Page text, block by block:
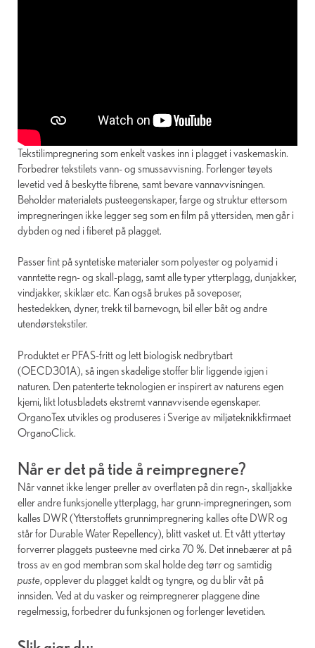
Tekstilimpregnering som enkelt vaskes inn i plagget i vaskemaskin.
Forbedrer tekstilets vann- og smussavvisning. Forlenger tøyets
levetid ved å beskytte fibrene, samt bevare vannavvisningen.
Beholder materialets pusteegenskaper, farge og struktur ettersom
impregneringen ikke legger seg som en film på yttersiden, men går i
dybden og ned i fiberet på plagget.
Passer fint på syntetiske materialer som polyester og polyamid i
vanntette regn- og skall-plagg, samt alle typer ytterplagg, dunjakker,
vindjakker, skiklær etc. Kan også brukes på soveposer,
hestedekken, dyner, trekk til barnevogn, bil eller båt og andre
utendørstekstiler.
Produktet er PFAS-fritt og lett biologisk nedbrytbart
(OECD301A), så ingen skadelige stoffer blir liggende igjen i
naturen. Den patenterte teknologien er inspirert av naturens egen
kjemi, likt lotusbladets ekstremt vannavvisende egenskaper.
OrganoTex utvikles og produseres i Sverige av miljøteknikkfirmaet
OrganoClick.
Når er det på tide å reimpregnere?
Når vannet ikke lenger preller av overflaten på din regn-, skalljakke
eller andre funksjonelle ytterplagg, har grunn-impregneringen, som
kalles DWR (Ytterstoffets grunnimpregnering kalles ofte DWR og
står for Durable Water Repellency), blitt vasket ut. Et vått yttertøy
forverrer plaggets pusteevne med cirka 70 %. Det innebærer at på
tross av en god membran som skal holde deg tørr og samtidig
puste, opplever du plagget kaldt og tyngre, og du blir våt på
innsiden. Ved at du vasker og reimpregnerer plaggene dine
regelmessig, forbedrer du funksjonen og forlenger levetiden.